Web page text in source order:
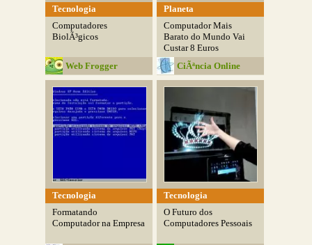
Tecnologia
Computadores
BiolÃ³gicos
Web Frogger
Planeta
Computador Mais
Barato do Mundo Vai
Custar 8 Euros
CiÃªncia Online
Tecnologia
Formatando
Computador na Empresa
Tecnologia
O Futuro dos
Computadores Pessoais